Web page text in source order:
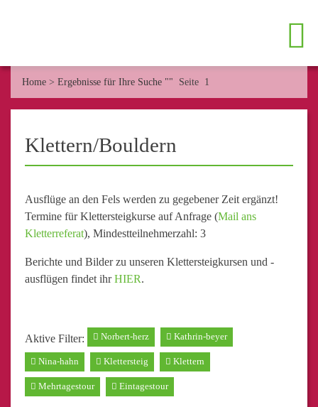
Home > Ergebnisse für Ihre Suche "" Seite 1
Klettern/Bouldern
Ausflüge an den Fels werden zu gegebener Zeit ergänzt!
Termine für Klettersteigkurse auf Anfrage (Mail ans
Kletterreferat), Mindestteilnehmerzahl: 3
Berichte und Bilder zu unseren Klettersteigkursen und -
ausflügen findet ihrHIER.
Aktive Filter: Norbert-herz Kathrin-beyer
Nina-hahn Klettersteig Klettern
Mehrtagestour Eintagestour